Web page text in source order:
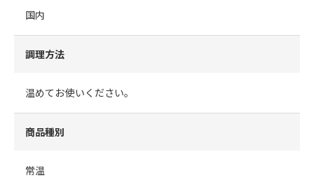
国内
調理方法
温めてお使いください。
商品種別
常温